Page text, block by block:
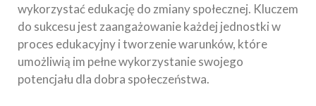
wykorzystać edukację do zmiany społecznej. Kluczem
do sukcesu jest zaangażowanie każdej jednostki w
proces edukacyjny i tworzenie warunków, które
umożliwią im pełne wykorzystanie swojego
potencjału dla dobra społeczeństwa.